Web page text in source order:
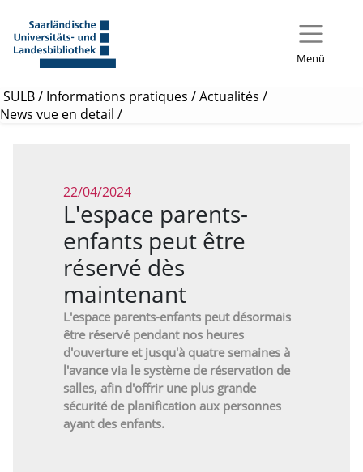
Menü
SULB/ Informations pratiques /Actualités /
News vue en detail /
22/04/2024
L'espace parents-
enfants peut être
réservé dès
maintenant
L'espace parents-enfants peut désormais
être réservé pendant nos heures
d'ouverture et jusqu'à quatre semaines à
l'avance via le système de réservation de
salles, afin d'offrir une plus grande
sécurité de planification aux personnes
ayant des enfants.